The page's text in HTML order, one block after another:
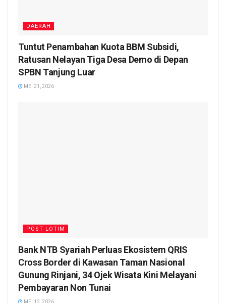
DAERAH
Tuntut Penambahan Kuota BBM Subsidi,
Ratusan Nelayan Tiga Desa Demo di Depan
SPBN Tanjung Luar
MEI 21, 2026
POST LOTIM
Bank NTB Syariah Perluas Ekosistem QRIS
Cross Border di Kawasan Taman Nasional
Gunung Rinjani, 34 Ojek Wisata Kini Melayani
Pembayaran Non Tunai
MEI 12, 2026